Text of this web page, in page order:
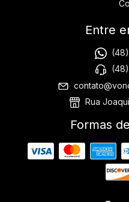
Entre
Rua
Formas